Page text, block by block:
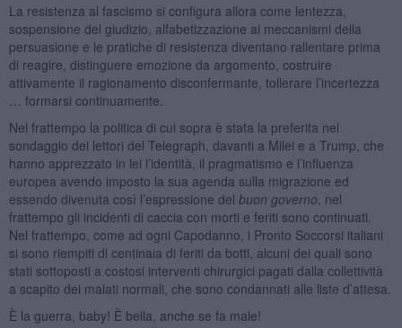
La resistenza al fascismo si configura allora come lentezza,
sospensione del giudizio, alfabetizzazione ai meccanismi della
persuasione e le pratiche di resistenza diventano rallentare prima
di reagire, distinguere emozione da argomento, costruire
attivamente il ragionamento disconfermante, tollerare l’incertezza
… formarsi continuamente.
Nel frattempo la politica di cui sopra è stata la preferita nel
sondaggio dei lettori del Telegraph, davanti a Milei e a Trump, che
hanno apprezzato in lei l’identità, il pragmatismo e l’influenza
europea avendo imposto la sua agenda sulla migrazione ed
essendo divenuta così l’espressione del buon governo . nel
frattempo gli incidenti di caccia con morti e feriti sono continuati.
Nel frattempo, come ad ogni Capodanno, i Pronto Soccorsi italiani
si sono riempiti di centinaia di feriti da botti, alcuni dei quali sono
stati sottoposti a costosi interventi chirurgici pagati dalla collettività
a scapito dei malati normali, che sono condannati alle liste d’attesa.
È la guerra, baby! È bella, anche se fa male!